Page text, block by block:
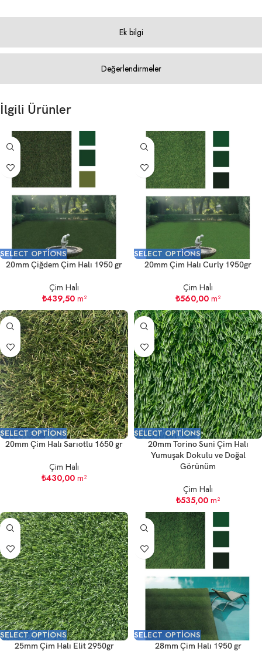
Ek bilgi
Değerlendirmeler
İlgili Ürünler
SELECT OPTIONS
20mm Çiğdem Çim Halı 1950 gr
Çim Halı
₺439,50m²
SELECT OPTIONS
20mm Çim Halı Curly 1950gr
Çim Halı
₺560,00 m²
SELECT OPTIONS
20mm Çim Halı Sarıotlu 1650 gr
Çim Halı
₺430,00 m²
SELECT OPTIONS
20mm Torino Suni Çim Halı
Yumuşak Dokulu ve Doğal
Görünüm
Çim Halı
₺535,00 m²
SELECT OPTIONS
25mm Çim Halı Elit 2950gr
SELECT OPTIONS
28mm Çim Halı 1950 gr